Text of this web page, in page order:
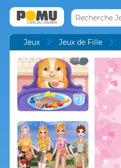
Jeux Jeux de Fille